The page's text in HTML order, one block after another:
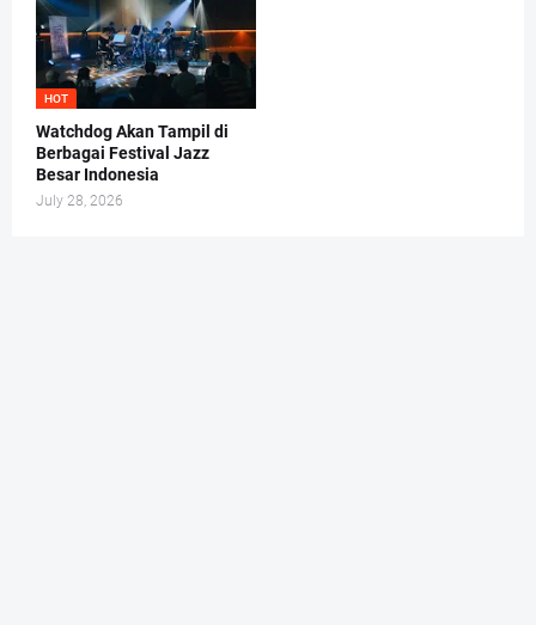
HOT
Watchdog Akan Tampil di
Berbagai Festival Jazz
Besar Indonesia
July 28, 2026